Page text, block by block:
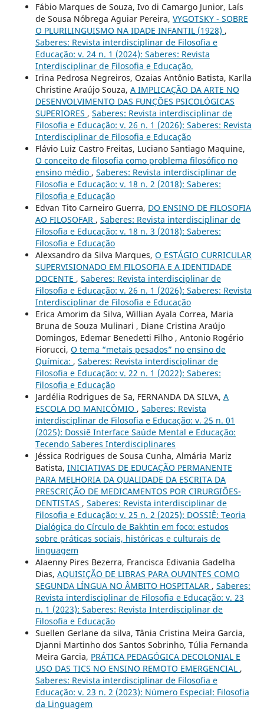
Fábio Marques de Souza, Ivo di Camargo Junior, Laís
de Sousa Nóbrega Aguiar Pereira, VYGOTSKY - SOBRE
O PLURILINGUISMO NA IDADE INFANTIL (1928) ,
Saberes: Revista interdisciplinar de Filosofia e
Educação: v. 24 n. 1 (2024): Saberes: Revista
Interdisciplinar de Filosofia e Educação.
Irina Pedrosa Negreiros, Ozaias Antônio Batista, Karlla
Christine Araújo Souza, A IMPLICAÇÃO DA ARTE NO
DESENVOLVIMENTO DAS FUNÇÕES PSICOLÓGICAS
SUPERIORES , Saberes: Revista interdisciplinar de
Filosofia e Educação: v. 26 n. 1 (2026): Saberes: Revista
Interdisciplinar de Filosofia e Educação
Flávio Luiz Castro Freitas, Luciano Santiago Maquine,
O conceito de filosofia como problema filosófico no
ensino médio , Saberes: Revista interdisciplinar de
Filosofia e Educação: v. 18 n. 2 (2018): Saberes:
Filosofia e Educação
Edvan Tito Carneiro Guerra, DO ENSINO DE FILOSOFIA
AO FILOSOFAR , Saberes: Revista interdisciplinar de
Filosofia e Educação: v. 18 n. 3 (2018): Saberes:
Filosofia e Educação
Alexsandro da Silva Marques, O ESTÁGIO CURRICULAR
SUPERVISIONADO EM FILOSOFIA E A IDENTIDADE
DOCENTE , Saberes: Revista interdisciplinar de
Filosofia e Educação: v. 26 n. 1 (2026): Saberes: Revista
Interdisciplinar de Filosofia e Educação
Erica Amorim da Silva, Willian Ayala Correa, Maria
Bruna de Souza Mulinari , Diane Cristina Araújo
Domingos, Edemar Benedetti Filho , Antonio Rogério
Fiorucci, O tema “metais pesados” no ensino de
Química: , Saberes: Revista interdisciplinar de
Filosofia e Educação: v. 22 n. 1 (2022): Saberes:
Filosofia e Educação
Jardélia Rodrigues de Sa, FERNANDA DA SILVA, A
ESCOLA DO MANICÔMIO , Saberes: Revista
interdisciplinar de Filosofia e Educação: v. 25 n. 01
(2025): Dossiê Interface Saúde Mental e Educação:
Tecendo Saberes Interdisciplinares
Jéssica Rodrigues de Sousa Cunha, Almária Mariz
Batista, INICIATIVAS DE EDUCAÇÃO PERMANENTE
PARA MELHORIA DA QUALIDADE DA ESCRITA DA
PRESCRIÇÃO DE MEDICAMENTOS POR CIRURGIÕES-
DENTISTAS , Saberes: Revista interdisciplinar de
Filosofia e Educação: v. 25 n. 2 (2025): DOSSIÊ: Teoria
Dialógica do Círculo de Bakhtin em foco: estudos
sobre práticas sociais, históricas e culturais de
linguagem
Alaenny Pires Bezerra, Francisca Edivania Gadelha
Dias, AQUISIÇÃO DE LIBRAS PARA OUVINTES COMO
SEGUNDA LÍNGUA NO ÂMBITO HOSPITALAR , Saberes:
Revista interdisciplinar de Filosofia e Educação: v. 23
n. 1 (2023): Saberes: Revista Interdisciplinar de
Filosofia e Educação
Suellen Gerlane da silva, Tânia Cristina Meira Garcia,
Djanni Martinho dos Santos Sobrinho, Túlia Fernanda
Meira Garcia, PRÁTICA PEDAGÓGICA DECOLONIAL E
USO DAS TICS NO ENSINO REMOTO EMERGENCIAL ,
Saberes: Revista interdisciplinar de Filosofia e
Educação: v. 23 n. 2 (2023): Número Especial: Filosofia
da Linguagem